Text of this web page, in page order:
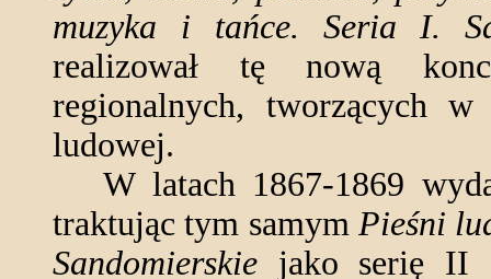
muzyka i tańce. Seria I.
realizował tę nową
regionalnych, tworzących
ludowej.
W latach 1867-1869
traktując tym samym Pieśni
Sandomierskie jako serię II